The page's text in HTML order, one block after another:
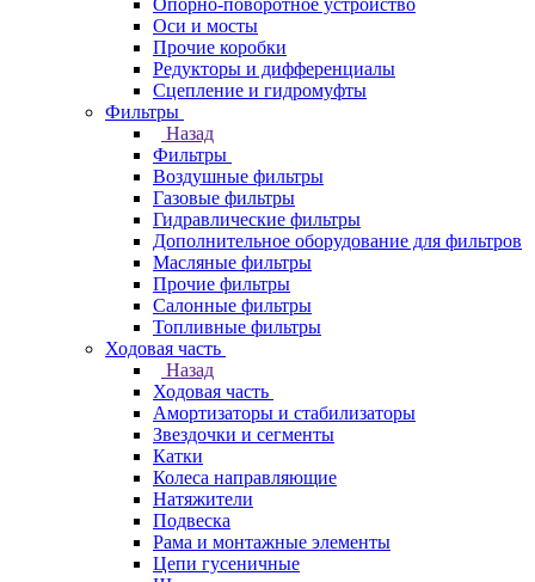
Опорно-поворотное устройство
Оси и мосты
Прочие коробки
Редукторы и дифференциалы
Сцепление и гидромуфты
Фильтры
Назад
Фильтры
Воздушные фильтры
Газовые фильтры
Гидравлические фильтры
Дополнительное оборудование для фильтров
Масляные фильтры
Прочие фильтры
Салонные фильтры
Топливные фильтры
Ходовая часть
Назад
Ходовая часть
Амортизаторы и стабилизаторы
Звездочки и сегменты
Катки
Колеса направляющие
Натяжители
Подвеска
Рама и монтажные элементы
Цепи гусеничные